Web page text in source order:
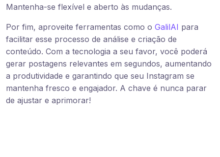
Mantenha-se flexível e aberto às mudanças.
Por fim, aproveite ferramentas como o GalilAI para
facilitar esse processo de análise e criação de
conteúdo. Com a tecnologia a seu favor, você poderá
gerar postagens relevantes em segundos, aumentando
a produtividade e garantindo que seu Instagram se
mantenha fresco e engajador. A chave é nunca parar
de ajustar e aprimorar!